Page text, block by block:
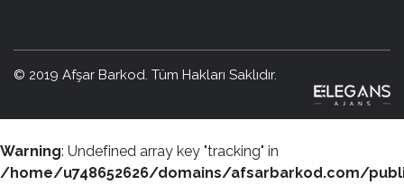
© 2019 Afşar Barkod. Tüm Hakları Saklıdır.
Warning: Undefined array key "tracking" in
/home/u748652626/domains/afsarbarkod.com/